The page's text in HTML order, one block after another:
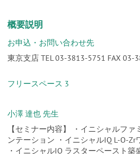
概要説明
お申込・お問い合わせ先
東京支店 TEL 03-3813-5751 FAX 03-
フリースペース 3
小澤 達也 先生
【セミナー内容】 ・イニシャルフ
ンテーション ・イニシャルIQ L-O-Zr
・イニシャルIQ ラスターペースト築